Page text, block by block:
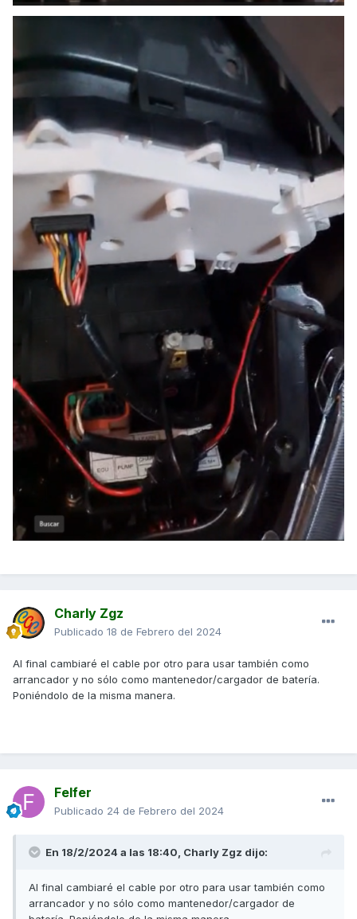
Charly Zgz
Publicado 18 de Febrero del 2024
Al final cambiaré el cable por otro para usar también como
arrancador y no sólo como mantenedor/cargador de batería.
Poniéndolo de la misma manera.
Felfer
Publicado 24 de Febrero del 2024
En 18/2/2024 a las 18:40, Charly Zgz dijo:
Al final cambiaré el cable por otro para usar también como
arrancador y no sólo como mantenedor/cargador de